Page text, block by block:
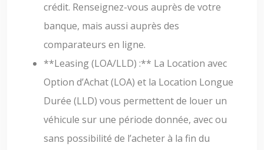
crédit. Renseignez-vous auprès de votre
banque, mais aussi auprès des
comparateurs en ligne.
**Leasing (LOA/LLD) :** La Location avec
Option d’Achat (LOA) et la Location Longue
Durée (LLD) vous permettent de louer un
véhicule sur une période donnée, avec ou
sans possibilité de l’acheter à la fin du